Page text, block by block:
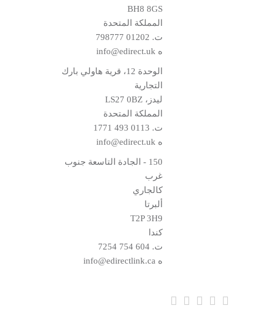
BH8 8GS
المملكة المتحدة
ت. 01202 798777
ه info@edirect.uk
الوحدة 12، قرية هاولي بارك
التجارية
ليدز، LS27 0BZ
المملكة المتحدة
ت. 0113 493 1771
ه info@edirect.uk
150 - الجادة التاسعة جنوب
غرب
كالجاري
ألبرتا
T2P 3H9
كندا
ت.604 754 7254
ه info@edirectlink.ca